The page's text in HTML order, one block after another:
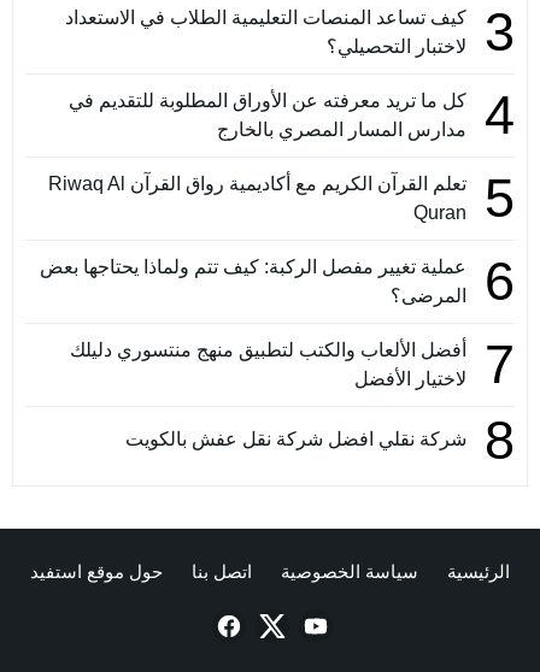
3
كيف تساعد المنصات التعليمية الطلاب في الاستعداد
لاختبار التحصيلي؟
4
كل ما تريد معرفته عن الأوراق المطلوبة للتقديم في
مدارس المسار المصري بالخارج
5
تعلم القرآن الكريم مع أكاديمية رواق القرآن Riwaq Al
Quran
6
عملية تغيير مفصل الركبة: كيف تتم ولماذا يحتاجها بعض
المرضى؟
7
أفضل الألعاب والكتب لتطبيق منهج منتسوري دليلك
لاختيار الأفضل
8 شركة نقلي افضل شركة نقل عفش بالكويت
الرئيسية سياسة الخصوصية اتصل بنا حول موقع استفيد